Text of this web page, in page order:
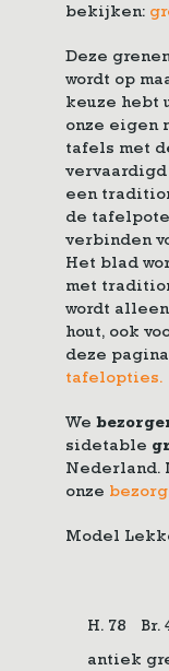
bekijken:
Deze
wordt op
keuze hebt
onze eigen
tafels met
een
de
verbinden
Het blad
met
wordt
hout, ook
deze
tafelopties.
We
sidetable
Nederland.
onze
Model
H. 78 Br.
antiek